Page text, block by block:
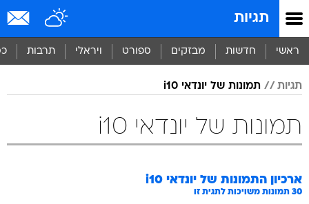
תגיות
ראשי חדשות מבזקים ספורט ויראלי תרבות
תגיות תמונות של יונדאי i10
תמונות של יונדאי i10
ארכיון התמונות של יונדאי i10
30 תמונות משויכות לתגית זו